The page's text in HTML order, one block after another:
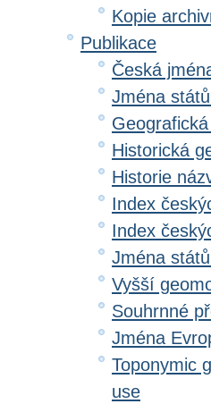
Kopie
Publikace
Česká
Jména
Historická
Historie
Index
Index
Jména
Vyšší
Souhrnné
Jména
Toponymic
use